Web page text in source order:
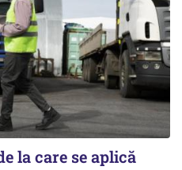
la care se aplică